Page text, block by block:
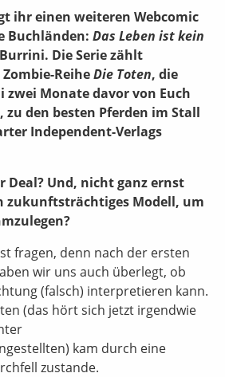
ihr einen weiteren Webcomic
Buchländen: Das Leben ist kein
Die Serie zählt
ReiheDie Toten, die
zwei Monate davor von Euch
den besten Pferden im Stall
Independent-Verlags
Deal? Und, nicht ganz ernst
zukunftsträchtiges Modell, um
fragen, denn nach der ersten
wir uns auch überlegt, ob
(falsch) interpretieren kann.
(das hört sich jetzt irgendwie
kam durch eine
zustande.